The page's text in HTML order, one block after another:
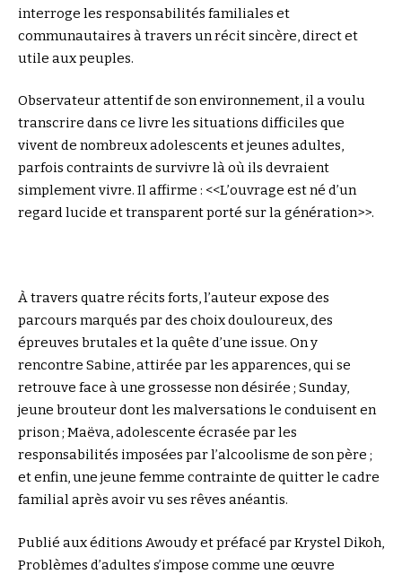
interroge les responsabilités familiales et
communautaires à travers un récit sincère, direct et
utile aux peuples.
Observateur attentif de son environnement, il a voulu
transcrire dans ce livre les situations difficiles que
vivent de nombreux adolescents et jeunes adultes,
parfois contraints de survivre là où ils devraient
simplement vivre. Il affirme : <<L’ouvrage est né d’un
regard lucide et transparent porté sur la génération>>.
À travers quatre récits forts, l’auteur expose des
parcours marqués par des choix douloureux, des
épreuves brutales et la quête d’une issue. On y
rencontre Sabine, attirée par les apparences, qui se
retrouve face à une grossesse non désirée ; Sunday,
jeune brouteur dont les malversations le conduisent en
prison ; Maëva, adolescente écrasée par les
responsabilités imposées par l’alcoolisme de son père ;
et enfin, une jeune femme contrainte de quitter le cadre
familial après avoir vu ses rêves anéantis.
Publié aux éditions Awoudy et préfacé par Krystel Dikoh,
Problèmes d’adultes s’impose comme une œuvre